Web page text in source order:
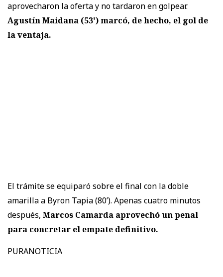
aprovecharon la oferta y no tardaron en golpear.
Agustín Maidana (53') marcó, de hecho, el gol de
la ventaja.
El trámite se equiparó sobre el final con la doble
amarilla a Byron Tapia (80’). Apenas cuatro minutos
después, Marcos Camarda aprovechó un penal
para concretar el empate definitivo.
PURANOTICIA